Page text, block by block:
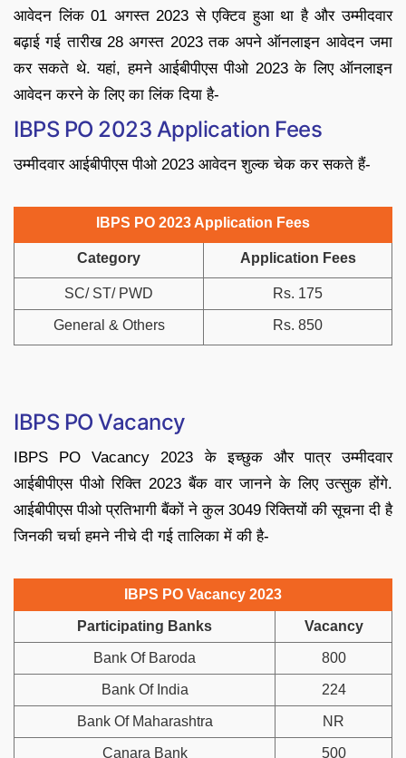
आवेदन लिंक 01 अगस्त 2023 से एक्टिव हुआ था है और उम्मीदवार
बढ़ाई गई तारीख 28 अगस्त 2023 तक अपने ऑनलाइन आवेदन जमा
कर सकते थे. यहां, हमने आईबीपीएस पीओ 2023 के लिए ऑनलाइन
आवेदन करने के लिए का लिंक दिया है-
IBPS PO 2023 Application Fees
उम्मीदवार आईबीपीएस पीओ 2023 आवेदन शुल्क चेक कर सकते हैं-
IBPS PO 2023 Application Fees
Category Application Fees
SC/ ST/ PWD Rs. 175
General & Others Rs. 850
IBPS PO Vacancy
IBPS PO Vacancy 2023 के इच्छुक और पात्र उम्मीदवार
आईबीपीएस पीओ रिक्ति 2023 बैंक वार जानने के लिए उत्सुक होंगे.
आईबीपीएस पीओ प्रतिभागी बैंकों ने कुल 3049 रिक्तियों की सूचना दी है
जिनकी चर्चा हमने नीचे दी गई तालिका में की है-
IBPS PO Vacancy 2023
Participating Banks Vacancy
Bank Of Baroda 800
Bank Of India 224
Bank Of Maharashtra NR
Canara Bank 500